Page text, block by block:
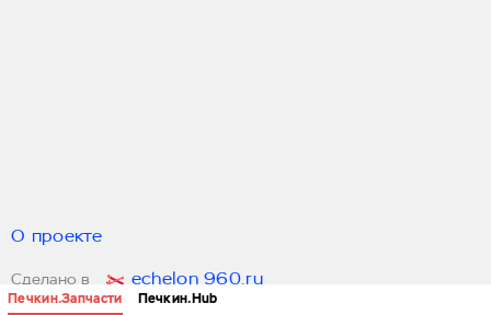
Печкин.Запчасти Печкин.Hub
О проекте
Сделано в echelon 960.ru